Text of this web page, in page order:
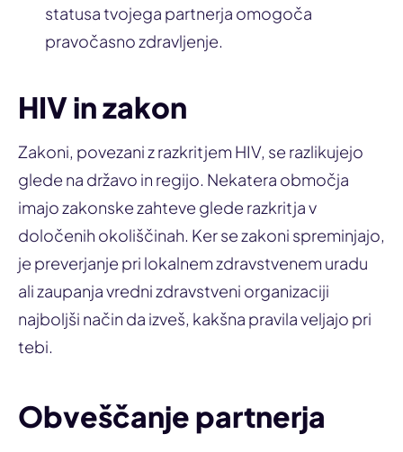
statusa tvojega partnerja omogoča
pravočasno zdravljenje.
HIV in zakon
Zakoni, povezani z razkritjem HIV, se razlikujejo
glede na državo in regijo. Nekatera območja
imajo zakonske zahteve glede razkritja v
določenih okoliščinah. Ker se zakoni spreminjajo,
je preverjanje pri lokalnem zdravstvenem uradu
ali zaupanja vredni zdravstveni organizaciji
najboljši način da izveš, kakšna pravila veljajo pri
tebi.
Obveščanje partnerja